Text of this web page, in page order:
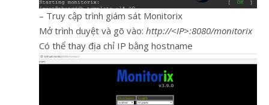
– Truy cập trình giám sát Monitorix
Mở trình duyệt và gõ vào: http://<IP>:8080/monitorix
Có thể thay địa chỉ IP bằng hostname